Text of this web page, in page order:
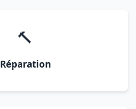
🔨
Réparation